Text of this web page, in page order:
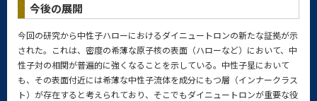
今後の展開
今回の研究から中性子ハローにおけるダイニュートロンの新たな証拠が示
された。これは、密度の希薄な原子核の表面（ハローなど）において、中
性子対の相関が普遍的に強くなることを示している。中性子星において
も、その表面付近には希薄な中性子流体を成分にもつ層（インナークラス
ト）が存在すると考えられており、そこでもダイニュートロンが重要な役